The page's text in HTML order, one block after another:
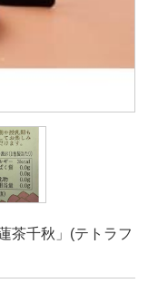
茶千秋」(テトラフ